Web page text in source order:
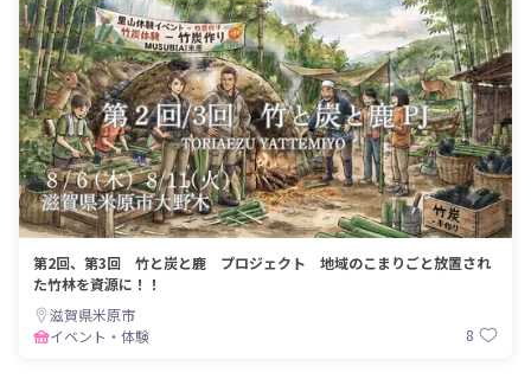
第2回、第3回 竹と炭と鹿 プロジェクト 地域のこまりごと放置され
た竹林を資源に！！
滋賀県米原市
イベント・体験
8